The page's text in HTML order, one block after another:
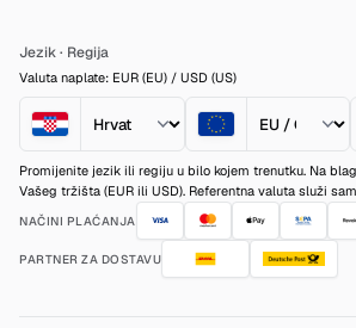
Jezik· Regija
Valuta naplate: EUR (EU) / USD (US)
Promijenite jezik ili regiju u bilo kojem trenutku. Na
Vašeg tržišta (EUR ili USD). Referentna valuta služi
NAČINI PLAĆANJA
PARTNER ZA DOSTAVU